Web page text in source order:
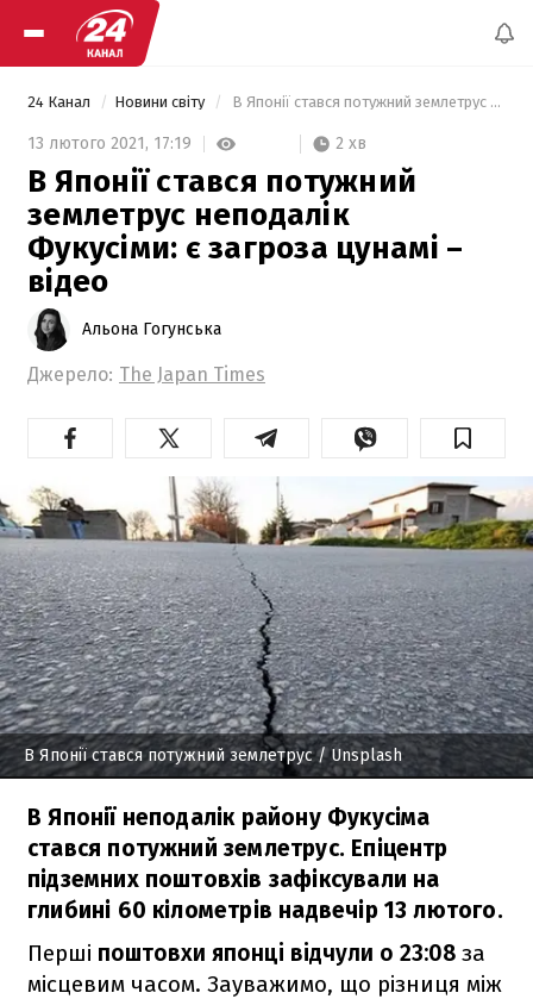
24 Канал Новини світу В Японії стався потужний землетрус неподалік Фукусіми: є загроза цунамі – відео
13 лютого 2021, 17:19 2 хв
В Японії стався потужний
землетрус неподалік
Фукусіми: є загроза цунамі –
відео
Альона Гогунська
Джерело: The Japan Times
В Японії стався потужний землетрус/ Unsplash
В Японії неподалік району Фукусіма
стався потужний землетрус. Епіцентр
підземних поштовхів зафіксували на
глибині 60 кілометрів надвечір 13 лютого.
Перші поштовхи японці відчули о 23:08 за
місцевим часом. Зауважимо, що різниця між